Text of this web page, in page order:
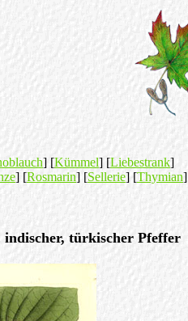
] [Kümmel] [Liebestrank]
] [Rosmarin] [Sellerie] [Thymian]
indischer, türkischer Pfeffer